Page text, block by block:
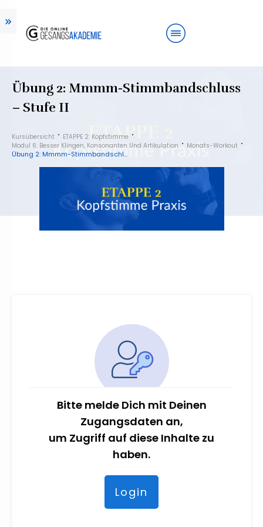
Übung 2: Mmmm-Stimmbandschluss
– Stufe II
Kursübersicht
ETAPPE 2: Kopfstimme
Modul 6: Besser Klingen, Konsonanten Und Artikulation
Monats-Workout
Übung 2: Mmmm-Stimmbandschluss – Stufe II
Bitte melde Dich mit Deinen
Zugangsdaten an,
um Zugriff auf diese Inhalte zu
haben.
Login